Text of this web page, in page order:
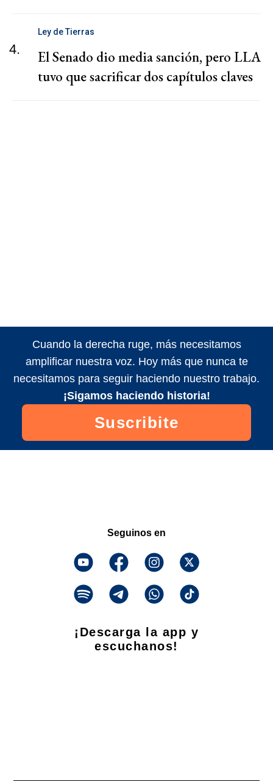
4.
Ley de Tierras
El Senado dio media sanción, pero LLA
tuvo que sacrificar dos capítulos claves
Cuando la derecha ruge, más necesitamos
amplificar nuestra voz. Hoy más que nunca te
necesitamos para seguir haciendo nuestro trabajo.
¡Sigamos haciendo historia!
Suscribite
Seguinos en
¡Descarga la app y
escuchanos!